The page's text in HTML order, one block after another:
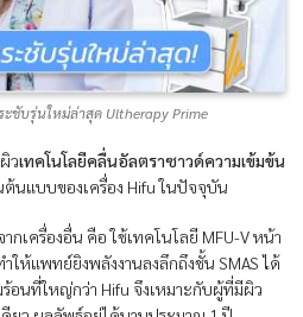
ะชับรุ่นใหม่ล่าสุด Ultherapy Prime
วเทคโนโลยีคลื่นอัลตราซาวด์ความเข้มข้น
ต้นแบบของเครื่อง Hifu ในปัจจุบัน
กเครื่องอื่น คือ ใช้เทคโนโลยี MFU-V หน้า
ให้แพทย์ยิงพลังงานลงลึกถึงชั้น SMAS ได้
อนที่ใหญ่กว่า Hifu จึงเหมาะกับผู้ที่มีผิว